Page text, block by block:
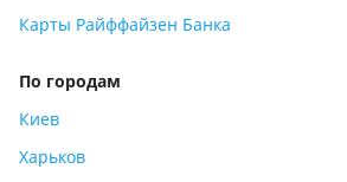
Карты Райффайзен Банка
По городам
Киев
Харьков